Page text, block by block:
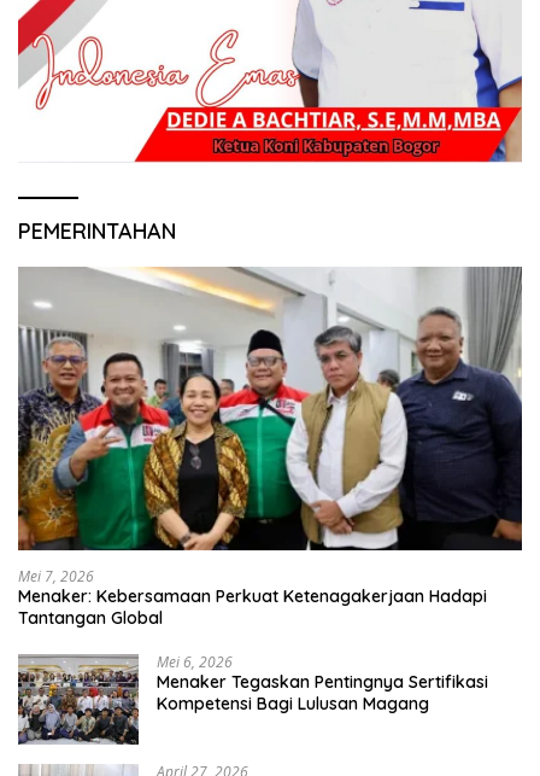
PEMERINTAHAN
Mei 7, 2026
Menaker: Kebersamaan Perkuat Ketenagakerjaan Hadapi
Tantangan Global
Mei 6, 2026
Menaker Tegaskan Pentingnya Sertifikasi
Kompetensi Bagi Lulusan Magang
April 27, 2026